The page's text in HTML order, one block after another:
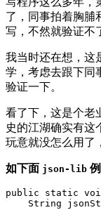
了，同事拍着胸脯
写，不然就验证不
我当时还在想，这
学，考虑去跟下同
验证一下。
看了下，这是个老
史的江湖确实有这
玩意就没怎么用了
如下面 json-lib
public static
String